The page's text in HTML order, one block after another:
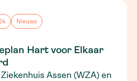
Nieuws
Hart voor Elkaar
Assen (WZA) en